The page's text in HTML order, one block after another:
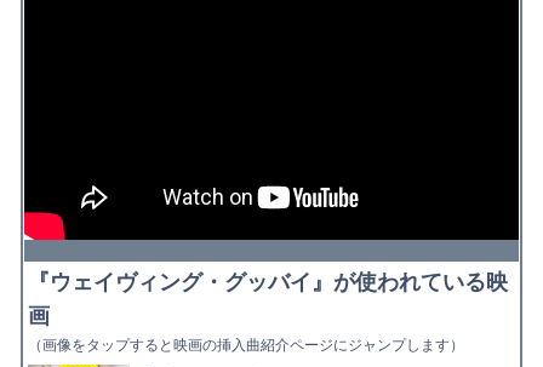
『ウェイヴィング・グッバイ』が使われている映
画
（画像をタップすると映画の挿入曲紹介ページにジャンプします）